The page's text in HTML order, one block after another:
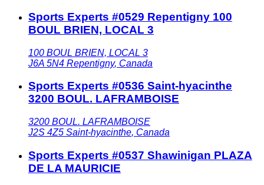
Sports Experts #0529 Repentigny 100
BOUL BRIEN, LOCAL 3
100 BOUL BRIEN, LOCAL 3
J6A 5N4 Repentigny, Canada
Sports Experts #0536 Saint-hyacinthe
3200 BOUL. LAFRAMBOISE
3200 BOUL. LAFRAMBOISE
J2S 4Z5 Saint-hyacinthe, Canada
Sports Experts #0537 Shawinigan PLAZA
DE LA MAURICIE